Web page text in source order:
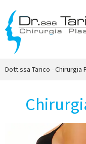
Dott.ssa Tarico - Chirurgia